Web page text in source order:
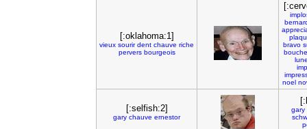
[:oklahoma:1]
vieux sourir dent chauve riche
pervers bourgeois
bravo
bouche
noel
[:selfish:2]
gary chauve ernestor
gary